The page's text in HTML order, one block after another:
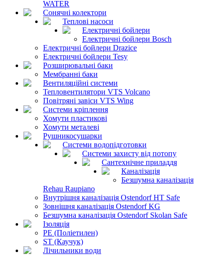
WATER
Сонячні колектори
Теплові насоси
Електричні бойлери
Електричні бойлери Bosch
Електричні бойлери Drazice
Електричні бойлери Tesy
Розширювальні баки
Мембранні баки
Вентиляційні системи
Тепловентилятори VTS Volcano
Повітряні завіси VTS Wing
Системи кріплення
Хомути пластикові
Хомути металеві
Рушникосушарки
Системи водопідготовки
Системи захисту від потопу
Сантехнічне приладдя
Каналізація
Безшумна каналізація
Rehau Raupiano
Внутрішня каналізація Ostendorf HT Safe
Зовнішня каналізація Ostendorf KG
Безшумна каналізація Ostendorf Skolan Safe
Ізоляція
PE (Поліетилен)
ST (Каучук)
Лічильники води